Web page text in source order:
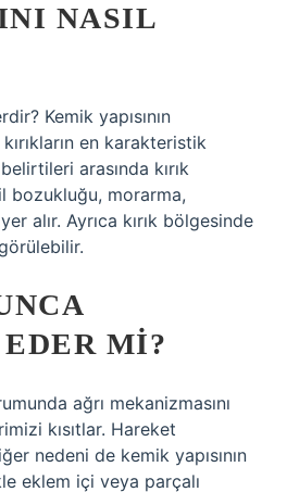
NASIL
Kemik yapısının
en karakteristik
arasında kırık
bozukluğu, morarma,
alır. Ayrıca kırık bölgesinde
görülebilir.
MI?
ağrı mekanizmasını
kısıtlar. Hareket
nedeni de kemik yapısının
eklem içi veya parçalı